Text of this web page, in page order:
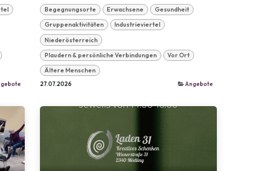
Begegnungsorte Erwachsene Gesundheit
Gruppenaktivitäten Industrieviertel
Niederösterreich
Plaudern & persönliche Verbindungen Vor Ort
Ältere Menschen
27.07.2026 Angebote